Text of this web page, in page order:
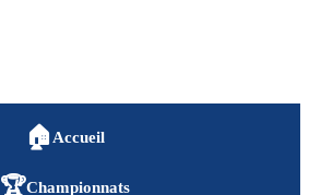
🏠 Accueil
🏆Championnats